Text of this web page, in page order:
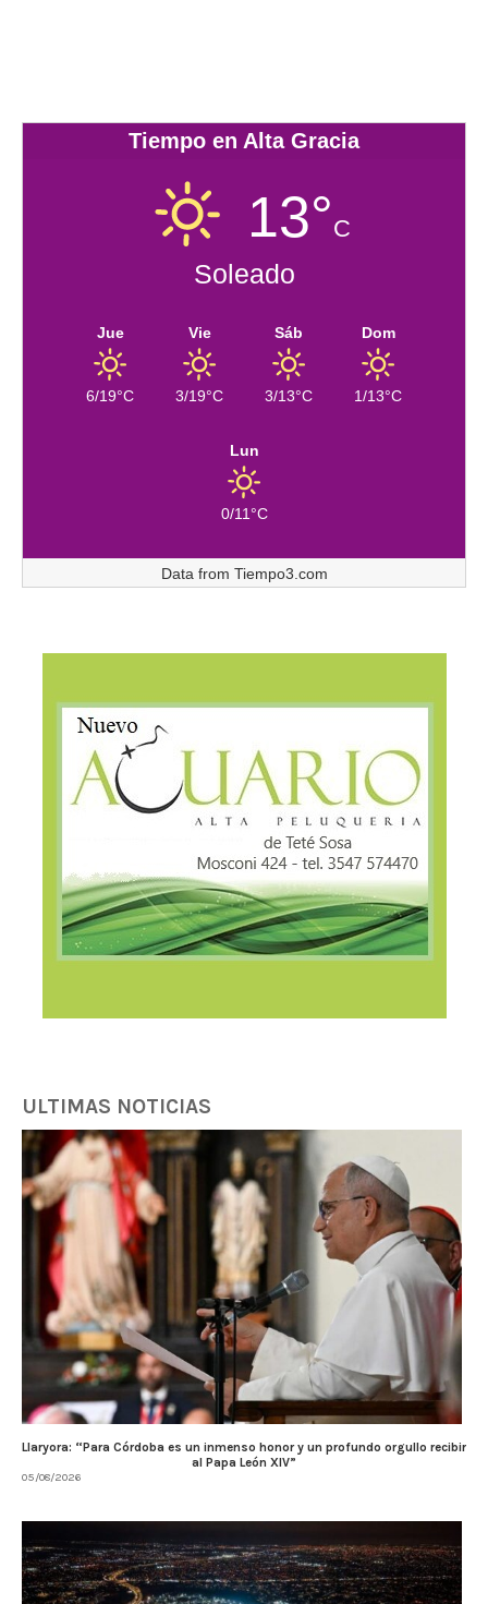
Tiempo en Alta Gracia
13°C
Soleado
Jue
6/19°C
Vie
3/19°C
Sáb
3/13°C
Dom
1/13°C
Lun
0/11°C
Data from Tiempo3.com
ULTIMAS NOTICIAS
Llaryora: “Para Córdoba es un inmenso honor y un profundo orgullo recibir
al Papa León XIV”
05/08/2026